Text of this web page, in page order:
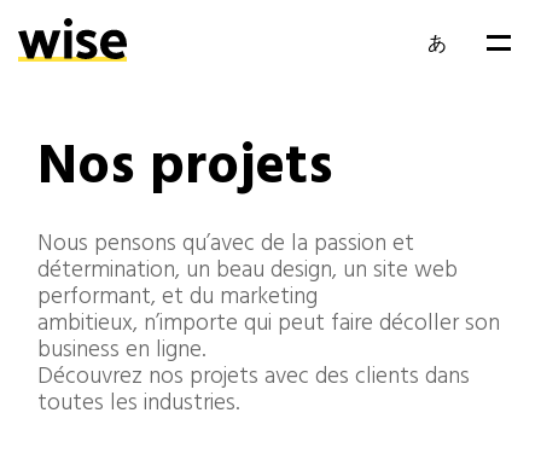
あ
Nos projets
Nous pensons qu’avec de la passion et
détermination, un beau design, un site web
performant, et du marketing
ambitieux, n’importe qui peut faire décoller son
business en ligne.
Découvrez nos projets avec des clients dans
toutes les industries.